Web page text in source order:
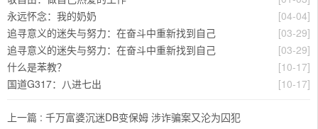
[04-04]
永远怀念：我的奶奶
[03-29]
追寻意义的迷失与努力：在奋斗中重新找到自己
[03-29]
追寻意义的迷失与努力：在奋斗中重新找到自己
[10-17]
什么是苯教？
[10-17]
国道G317：八进七出
上一篇 : 千万富婆沉迷DB变保姆 涉诈骗案又沦为囚犯